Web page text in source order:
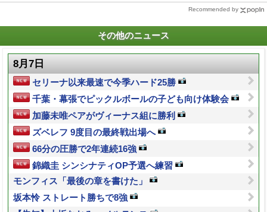
Recommended by
その他のニュース
8月7日
セリーナ以来最速で今季ハード25勝
千葉・幕張でピックルボールの子ども向け体験会
加藤未唯ペアがヴィーナス組に勝利
ズベレフ 9度目の最終戦出場へ
66分の圧勝で2年連続16強
錦織圭 シンシナティOP予選へ練習
モンフィス「最後の章を書けた」
坂本怜 ストレート勝ちで8強